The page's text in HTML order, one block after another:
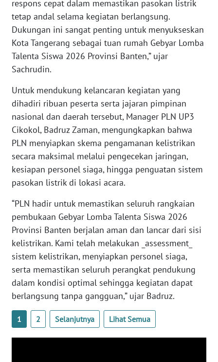
respons cepat dalam memastikan pasokan listrik
tetap andal selama kegiatan berlangsung.
Dukungan ini sangat penting untuk menyukseskan
Kota Tangerang sebagai tuan rumah Gebyar Lomba
Talenta Siswa 2026 Provinsi Banten,” ujar
Sachrudin.
Untuk mendukung kelancaran kegiatan yang
dihadiri ribuan peserta serta jajaran pimpinan
nasional dan daerah tersebut, Manager PLN UP3
Cikokol, Badruz Zaman, mengungkapkan bahwa
PLN menyiapkan skema pengamanan kelistrikan
secara maksimal melalui pengecekan jaringan,
kesiapan personel siaga, hingga penguatan sistem
pasokan listrik di lokasi acara.
“PLN hadir untuk memastikan seluruh rangkaian
pembukaan Gebyar Lomba Talenta Siswa 2026
Provinsi Banten berjalan aman dan lancar dari sisi
kelistrikan. Kami telah melakukan _assessment_
sistem kelistrikan, menyiapkan personel siaga,
serta memastikan seluruh perangkat pendukung
dalam kondisi optimal sehingga kegiatan dapat
berlangsung tanpa gangguan,” ujar Badruz.
1 2 Selanjutnya Lihat Semua
WN
SULTRA
WN
NTB
WN
SULTENG
WN
SULBAR
WN
BABEL
WN
SUMBAR
WN
SUMSEL
WN
BENGKULU
WN
LAMPUNG